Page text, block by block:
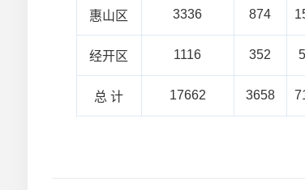
惠山区 3336 874
经开区 1116 352
总 计 17662 3658